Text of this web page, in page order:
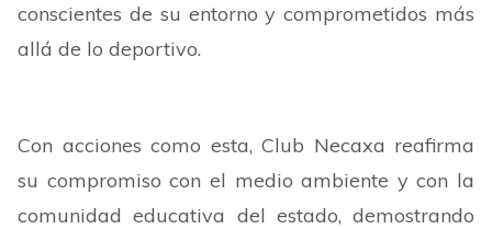
conscientes de su entorno y comprometidos más
allá de lo deportivo.
Con acciones como esta, Club Necaxa reafirma
su compromiso con el medio ambiente y con la
comunidad educativa del estado, demostrando